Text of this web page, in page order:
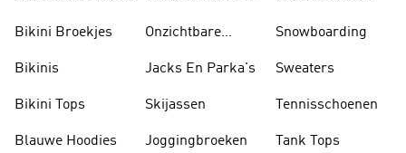
Bikini Broekjes
Bikinis
Bikini Tops
Blauwe Hoodies
Onzichtbare
Jacks En Parka's
Skijassen
Joggingbroeken
Snowboarding
Sweaters
Tennisschoenen
Tank Tops